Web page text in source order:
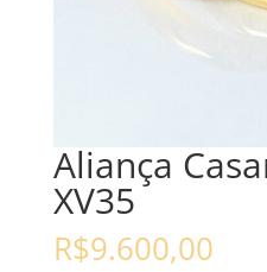
Aliança
XV35
R$9.600,00